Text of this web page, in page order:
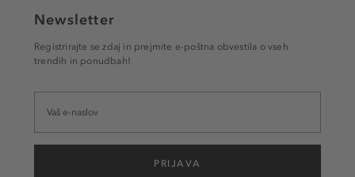
Newsletter
Registrirajte se zdaj in prejmite e-poštna obvestila o vseh
trendih in ponudbah!
PRIJAVA